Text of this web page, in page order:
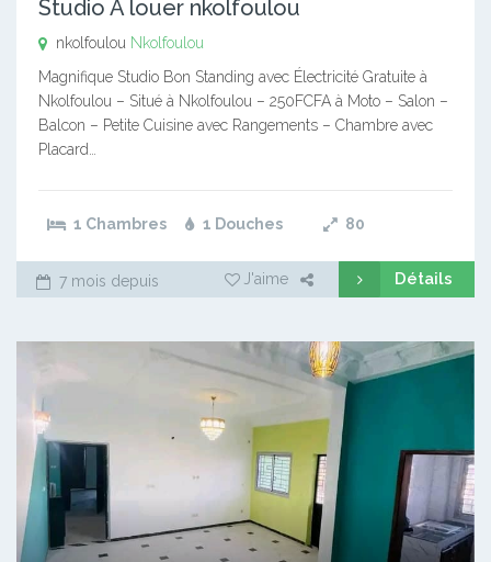
Studio A louer nkolfoulou
nkolfoulou Nkolfoulou
Magnifique Studio Bon Standing avec Électricité Gratuite à
Nkolfoulou – Situé à Nkolfoulou – 250FCFA à Moto – Salon –
Balcon – Petite Cuisine avec Rangements – Chambre avec
Placard…
1 Chambres 1 Douches 80
7 mois depuis J'aime Détails